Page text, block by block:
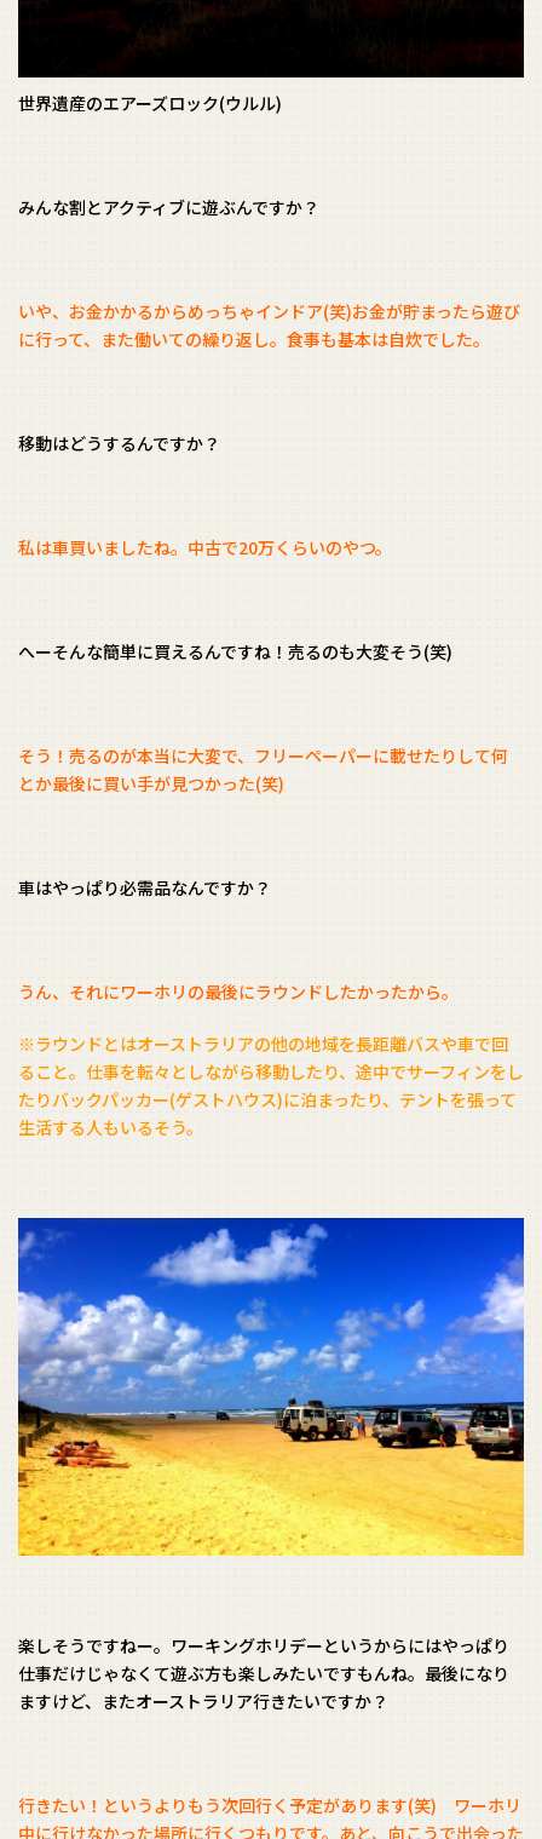
世界遺産のエアーズロック(ウルル)
みんな割とアクティブに遊ぶんですか？
いや、お金かかるからめっちゃインドア(笑)お金が貯まったら遊び
に行って、また働いての繰り返し。食事も基本は自炊でした。
移動はどうするんですか？
私は車買いましたね。中古で20万くらいのやつ。
へーそんな簡単に買えるんですね！売るのも大変そう(笑)
そう！売るのが本当に大変で、フリーペーパーに載せたりして何
とか最後に買い手が見つかった(笑)
車はやっぱり必需品なんですか？
うん、それにワーホリの最後にラウンドしたかったから。
※ラウンドとはオーストラリアの他の地域を長距離バスや車で回
ること。仕事を転々としながら移動したり、途中でサーフィンをし
たりバックパッカー(ゲストハウス)に泊まったり、テントを張って
生活する人もいるそう。
楽しそうですねー。ワーキングホリデーというからにはやっぱり
仕事だけじゃなくて遊ぶ方も楽しみたいですもんね。最後になり
ますけど、またオーストラリア行きたいですか？
行きたい！というよりもう次回行く予定があります(笑) ワーホリ
中に行けなかった場所に行くつもりです。あと、向こうで出会った